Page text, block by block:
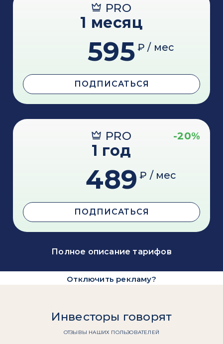
PRO
1 месяц
595 ₽ / мес
ПОДПИСАТЬСЯ
PRO -20%
1 год
489 ₽ / мес
ПОДПИСАТЬСЯ
Полное описание тарифов
Отключить рекламу?
Инвесторы говорят
ОТЗЫВЫ НАШИХ ПОЛЬЗОВАТЕЛЕЙ